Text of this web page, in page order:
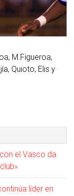
M.Figueroa,
Quioto, Elis y
el Vasco da
líder en